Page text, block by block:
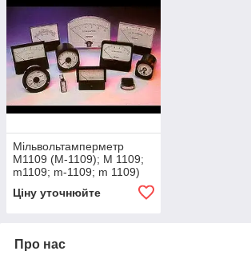
Мільвольтамперметр
М1109 (М-1109); М 1109;
m1109; m-1109; m 1109)
Ціну уточнюйте
Про нас